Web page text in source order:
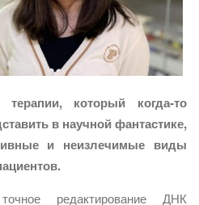
который когда-то
в научной фантастике,
и неизлечимые виды
редактирование ДНК